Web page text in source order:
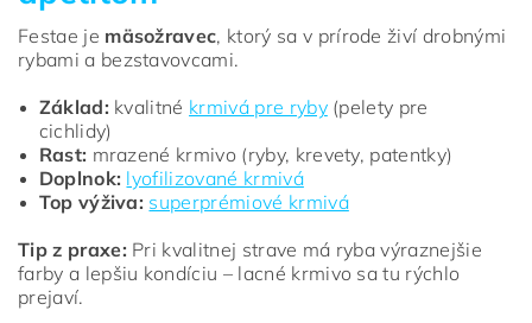
Festae je mäsožravec, ktorý sa v prírode živí drobnými
rybami a bezstavovcami.
Základ: kvalitné krmivá pre ryby(pelety pre
cichlidy)
Rast: mrazené krmivo (ryby, krevety, patentky)
Doplnok: lyofilizované krmivá
Top výživa: superprémiové krmivá
Tip z praxe: Pri kvalitnej strave má ryba výraznejšie
farby a lepšiu kondíciu – lacné krmivo sa tu rýchlo
prejaví.